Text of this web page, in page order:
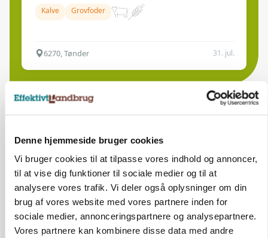
Denne hjemmeside bruger cookies
Vi bruger cookies til at tilpasse vores indhold og annoncer,
til at vise dig funktioner til sociale medier og til at
analysere vores trafik. Vi deler også oplysninger om din
brug af vores website med vores partnere inden for
sociale medier, annonceringspartnere og analysepartnere.
Vores partnere kan kombinere disse data med andre
Kalve Grovfoder
6270, Tønder 31. jul.